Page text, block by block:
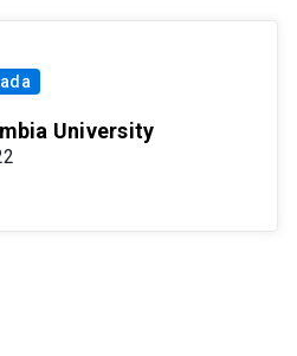
University